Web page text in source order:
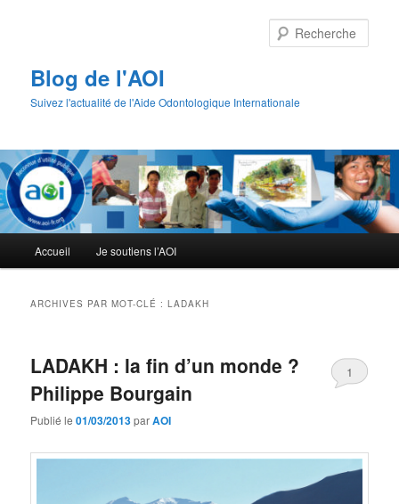
Blog de l'AOI
Suivez l'actualité de l'Aide Odontologique Internationale
principal
Accueil Je soutiens l’AOI
ARCHIVES PAR MOT-CLÉ :LADAKH
LADAKH : la fin d’un monde ?
Philippe Bourgain
Publié le01/03/2013parAOI
1